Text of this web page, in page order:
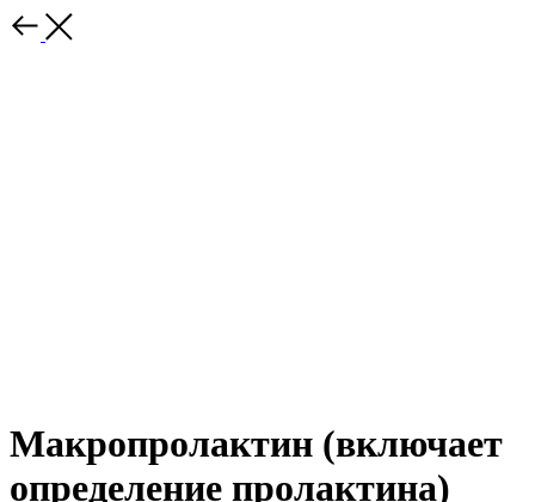
Макропролактин (включает
определение пролактина)